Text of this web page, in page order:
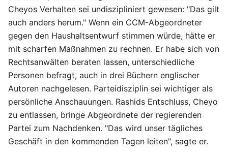
Cheyos Verhalten sei undiszipliniert gewesen: "Das gilt
auch anders herum." Wenn ein CCM-Abgeordneter
gegen den Haushaltsentwurf stimmen würde, hätte er
mit scharfen Maßnahmen zu rechnen. Er habe sich von
Rechtsanwälten beraten lassen, unterschiedliche
Personen befragt, auch in drei Büchern englischer
Autoren nachgelesen. Parteidisziplin sei wichtiger als
persönliche Anschauungen. Rashids Entschluss, Cheyo
zu entlassen, bringe Abgeordnete der regierenden
Partei zum Nachdenken. "Das wird unser tägliches
Geschäft in den kommenden Tagen leiten", sagte er.